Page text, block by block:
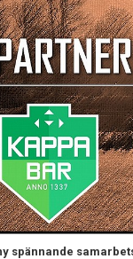
spännande